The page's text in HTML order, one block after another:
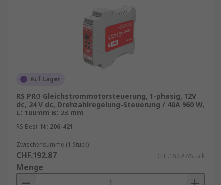
Auf Lager
RS PRO Gleichstrommotorsteuerung, 1-phasig, 12V
dc, 24 V dc, Drehzahlregelung-Steuerung / 40A 960 W,
L: 100mm B: 23 mm
RS Best.-Nr. 206-421
Zwischensumme (1 Stück)
CHF.192.87 CHF.192.87/Stück
Menge